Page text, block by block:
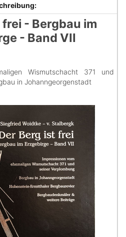
- Bergbau im
- Band VII
Wismutschacht 371 und
in Johanngeorgenstadt